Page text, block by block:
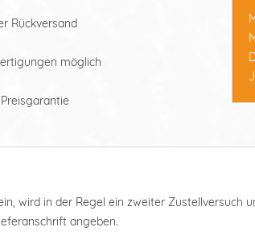
Rückversand
möglich
wird in der Regel ein zweiter Zustellversuch
angeben.